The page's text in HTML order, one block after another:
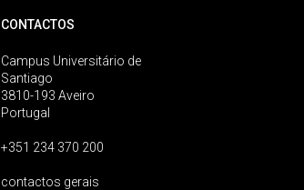
CONTACTOS
Campus Universitário de
Santiago
3810-193 Aveiro
Portugal
+351 234 370 200
contactos gerais